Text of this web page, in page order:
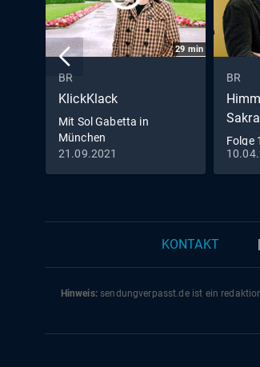
29 min
BR
KlickKlack
Mit Sol Gabetta in
München
21.09.2021
BR
Folge
KONTAKT
Hinweis:sendungverpasst.deist ein